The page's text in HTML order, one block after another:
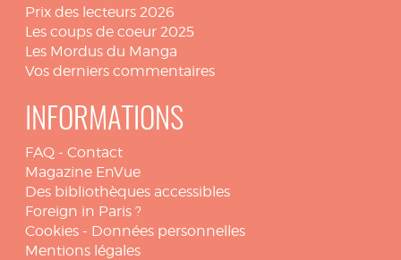
Prix des lecteurs 2026
Les coups de coeur 2025
Les Mordus du Manga
Vos derniers commentaires
INFORMATIONS
FAQ - Contact
Magazine EnVue
Des bibliothèques accessibles
Foreign in Paris ?
Cookies - Données personnelles
Mentions légales